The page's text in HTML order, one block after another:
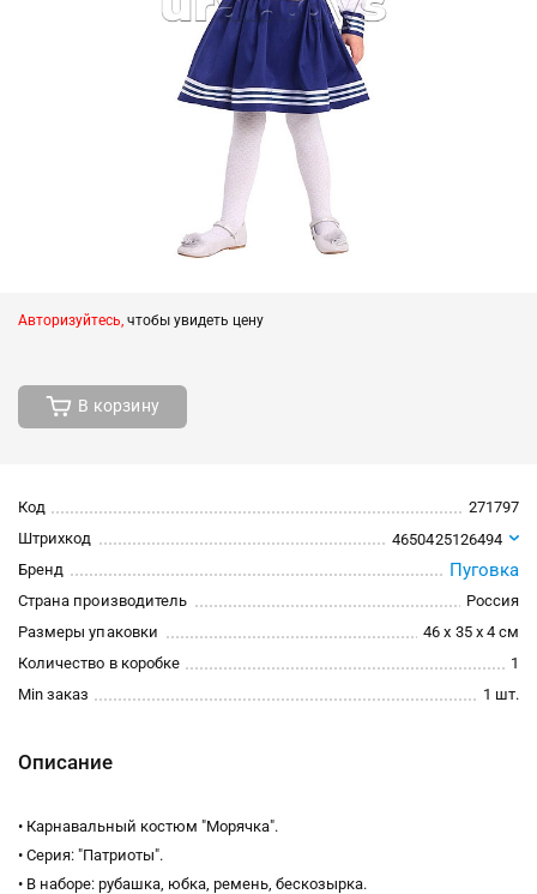
Авторизуйтесь, чтобы увидеть цену
В корзину
Код
271797
Штрихкод
4650425126494
Бренд
Пуговка
Страна производитель
Россия
Размеры упаковки
46 x 35 x 4 см
Количество в коробке
1
Min заказ
1 шт.
Описание
• Карнавальный костюм "Морячка".
• Серия: "Патриоты".
• В наборе: рубашка, юбка, ремень, бескозырка.